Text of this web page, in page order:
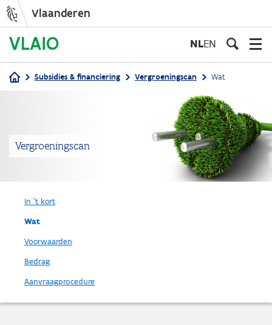
inhoud
Vlaanderen
NLEN
Subsidies & financiering Vergroeningscan Wat
Vergroeningscan
In 't kort
Wat
Voorwaarden
Bedrag
Aanvraagprocedure